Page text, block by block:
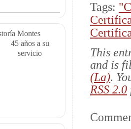
Tags:
This
and is
(La).
RSS 2.0
Montes
45 años a su
servicio